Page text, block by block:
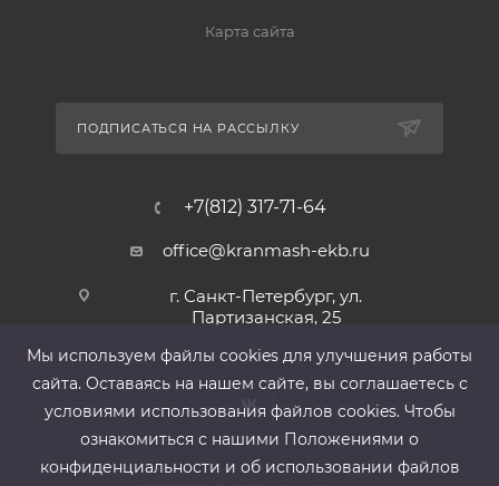
Карта сайта
ПОДПИСАТЬСЯ НА РАССЫЛКУ
+7(812) 317-71-64
office@kranmash-ekb.ru
г. Санкт-Петербург, ул.
Партизанская, 25
Мы используем файлы cооkies для улучшения работы
сайта. Оставаясь на нашем сайте, вы соглашаетесь с
условиями использования файлов cооkies. Чтобы
ознакомиться с нашими Положениями о
конфиденциальности и об использовании файлов